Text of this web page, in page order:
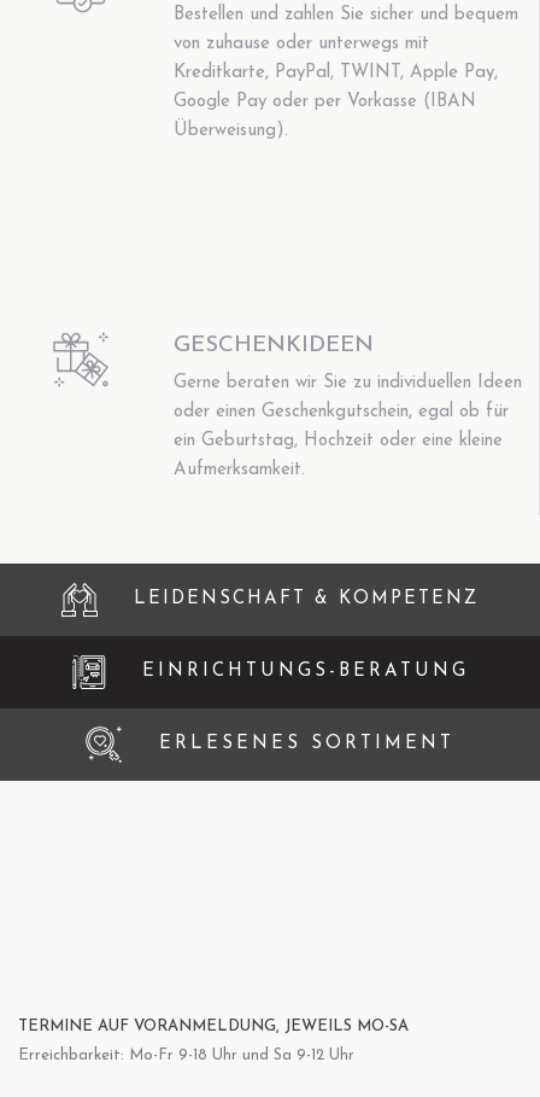
Bestellen und zahlen Sie sicher und bequem
von zuhause oder unterwegs mit
Kreditkarte, PayPal, TWINT, Apple Pay,
Google Pay oder per Vorkasse (IBAN
Überweisung).
GESCHENKIDEEN
Gerne beraten wir Sie zu individuellen Ideen
oder einen Geschenkgutschein, egal ob für
ein Geburtstag, Hochzeit oder eine kleine
Aufmerksamkeit.
LEIDENSCHAFT & KOMPETENZ
EINRICHTUNGS-BERATUNG
ERLESENES SORTIMENT
TERMINE AUF VORANMELDUNG, JEWEILS MO-SA
Erreichbarkeit: Mo-Fr 9-18 Uhr und Sa 9-12 Uhr